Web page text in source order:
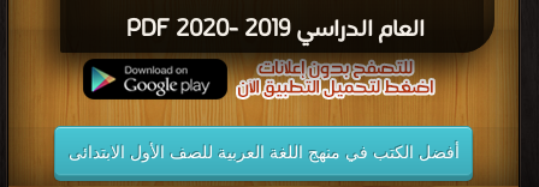
العام الدراسي 2019 -2020 PDF
أفضل الكتب في منهج اللغة العربية للصف الأول الابتدائى